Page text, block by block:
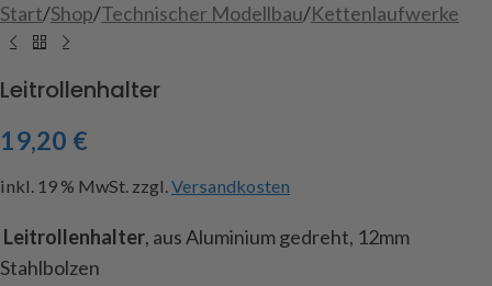
Start/Shop/Technischer Modellbau/Kettenlaufwerke
Leitrollenhalter
19,20 €
inkl. 19 % MwSt. zzgl.Versandkosten
Leitrollenhalter, aus Aluminium gedreht, 12mm
Stahlbolzen